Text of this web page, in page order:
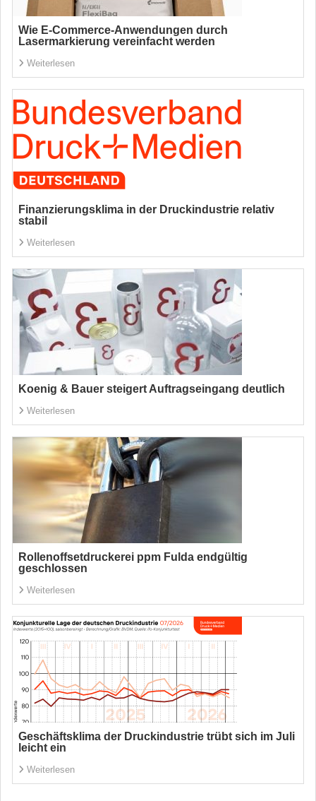
Wie E-Commerce-Anwendungen durch
Lasermarkierung vereinfacht werden
Weiterlesen
Finanzierungsklima in der Druckindustrie relativ
stabil
Weiterlesen
Koenig & Bauer steigert Auftragseingang deutlich
Weiterlesen
Rollenoffsetdruckerei ppm Fulda endgültig
geschlossen
Weiterlesen
Geschäftsklima der Druckindustrie trübt sich im Juli
leicht ein
Weiterlesen